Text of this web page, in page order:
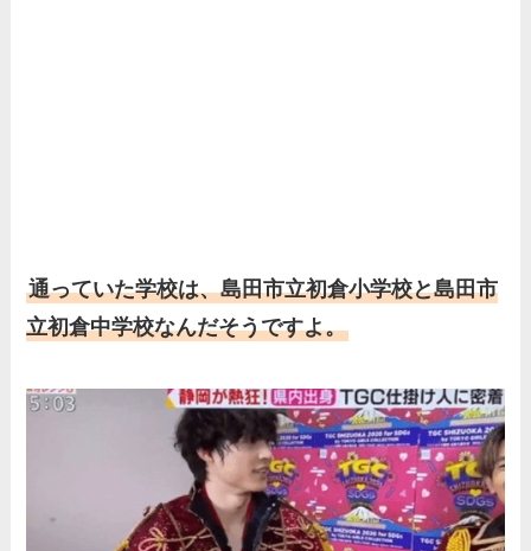
通っていた学校は、島田市立初倉小学校と島田市
立初倉中学校なんだそうですよ。